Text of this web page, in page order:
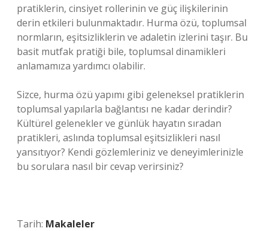
pratiklerin, cinsiyet rollerinin ve güç ilişkilerinin
derin etkileri bulunmaktadır. Hurma özü, toplumsal
normların, eşitsizliklerin ve adaletin izlerini taşır. Bu
basit mutfak pratiği bile, toplumsal dinamikleri
anlamamıza yardımcı olabilir.
Sizce, hurma özü yapımı gibi geleneksel pratiklerin
toplumsal yapılarla bağlantısı ne kadar derindir?
Kültürel gelenekler ve günlük hayatın sıradan
pratikleri, aslında toplumsal eşitsizlikleri nasıl
yansıtıyor? Kendi gözlemleriniz ve deneyimlerinizle
bu sorulara nasıl bir cevap verirsiniz?
Tarih: Makaleler